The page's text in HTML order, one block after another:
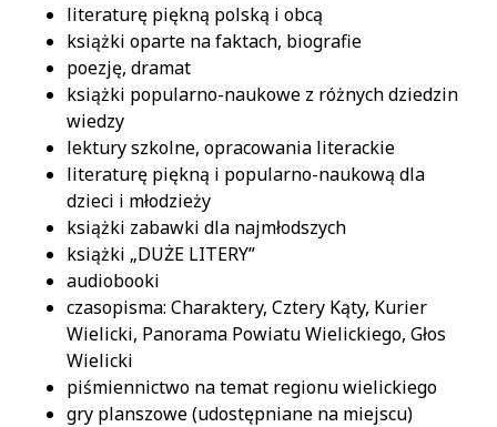
literaturę piękną polską i obcą
książki oparte na faktach, biografie
poezję, dramat
książki popularno-naukowe z różnych dziedzin
wiedzy
lektury szkolne, opracowania literackie
literaturę piękną i popularno-naukową dla
dzieci i młodzieży
książki zabawki dla najmłodszych
książki „DUŻE LITERY”
audiobooki
czasopisma: Charaktery, Cztery Kąty, Kurier
Wielicki, Panorama Powiatu Wielickiego, Głos
Wielicki
piśmiennictwo na temat regionu wielickiego
gry planszowe (udostępniane na miejscu)